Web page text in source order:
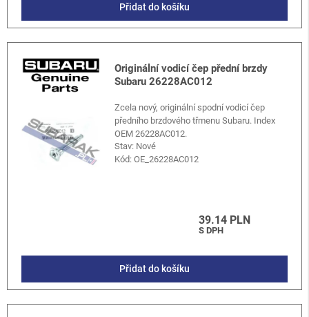
Přidat do košíku
Originální vodicí čep přední brzdy
Subaru 26228AC012
Zcela nový, originální spodní vodicí čep
předního brzdového třmenu Subaru. Index
OEM 26228AC012.
Stav: Nové
Kód:OE_26228AC012
39.14 PLN
S DPH
Přidat do košíku